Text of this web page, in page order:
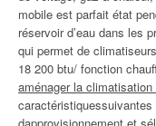
mobile est parfait état
réservoir d’eau dans les
qui permet de
18 200 btu/ fonction
aménager la